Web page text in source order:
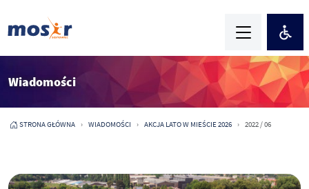
Wiadomości
STRONA GŁÓWNA WIADOMOŚCI AKCJA LATO W MIEŚCIE 2026 2022 / 06